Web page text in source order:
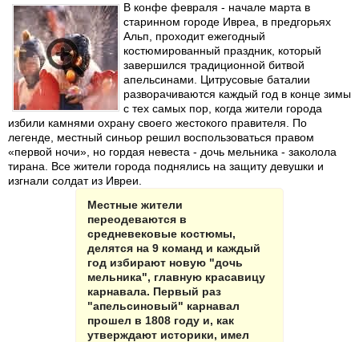
В конфе февраля - начале марта в
старинном городе Ивреа, в предгорьях
Альп, проходит ежегодный
костюмированный праздник, который
завершился традиционной битвой
апельсинами. Цитрусовые баталии
разворачиваются каждый год в конце зимы
с тех самых пор, когда жители города
избили камнями охрану своего жестокого правителя. По
легенде, местный синьор решил воспользоваться правом
«первой ночи», но гордая невеста - дочь мельника - заколола
тирана. Все жители города поднялись на защиту девушки и
изгнали солдат из Ивреи.
Местные жители
переодеваются в
средневековые костюмы,
делятся на 9 команд и каждый
год избирают новую "дочь
мельника", главную красавицу
карнавала. Первый раз
"апельсиновый" карнавал
прошел в 1808 году и, как
утверждают историки, имел